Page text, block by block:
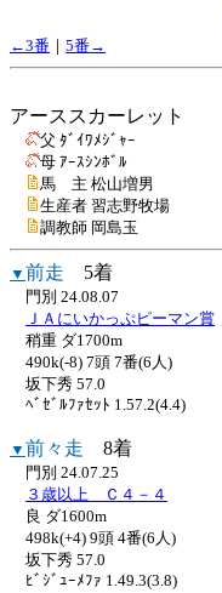
←3番 ｜ 5番→
アーススカーレット
父 ﾀﾞｲﾜﾒｼﾞｬｰ
母 ｱｰｽｼﾝﾎﾞﾙ
馬 主 松山増男
生産者 習志野牧場
調教師 岡島玉
▼ 前走 5着
門別 24.08.07
ＪＡにいかっぷピーマン賞
稍重 ダ1700m
490k(-8) 7頭 7番(6人)
坂下秀 57.0
ﾍﾞｾﾞﾙﾌｧｾｯﾄ 1.57.2(4.4)
▼ 前々走 8着
門別 24.07.25
３歳以上 Ｃ４－４
良 ダ1600m
498k(+4) 9頭 4番(6人)
坂下秀 57.0
ﾋﾞｼﾞｭｰﾒﾌｧ 1.49.3(3.8)